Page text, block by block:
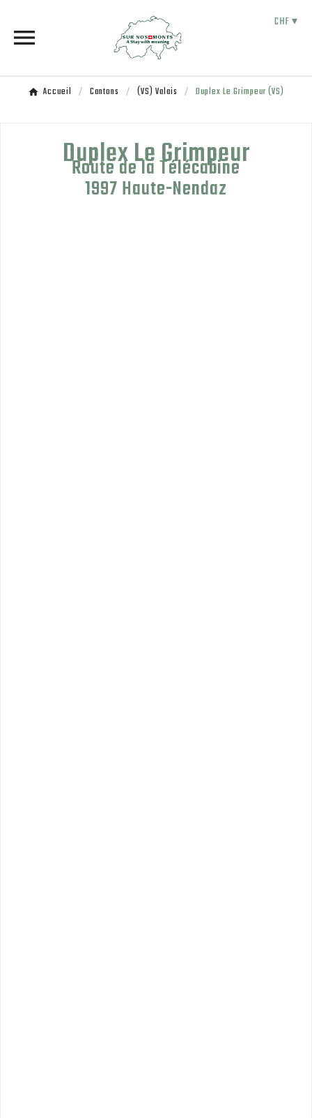
CHF ▾

Accueil Cantons (VS) Valais Duplex Le Grimpeur (VS)
Duplex Le Grimpeur
Route de la Télécabine
1997 Haute-Nendaz